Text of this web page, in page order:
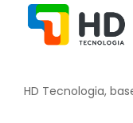
HD Tecnologia,